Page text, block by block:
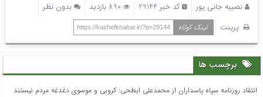
نصیبه جانی پور کد خبر 29144 890 بازدید
بدون نظر
پرینت
لینک کوتاه https://kashefkhabar.ir/?p=29144
برچسب ها
انتقاد روزنامه سپاه پاسداران از محمدعلی ابطحی: کروبی و موسوی دغدغه مردم نیستند